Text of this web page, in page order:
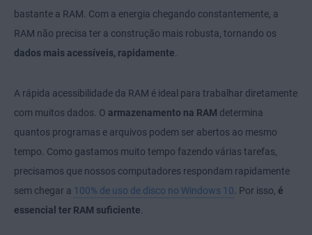
bastante a RAM. Com a energia chegando constantemente, a
RAM não precisa ter a construção mais robusta, tornando os
dados mais acessíveis, rapidamente
A rápida acessibilidade da RAM é ideal para trabalhar diretamente
com muitos dados. O armazenamento na RAM determina
quantos programas e arquivos podem ser abertos ao mesmo
tempo. Como gastamos muito tempo fazendo várias tarefas,
precisamos que nossos computadores respondam rapidamente
sem chegar a 100% de uso de disco no Windows 10 . Por isso, é
essencial ter RAM suficiente